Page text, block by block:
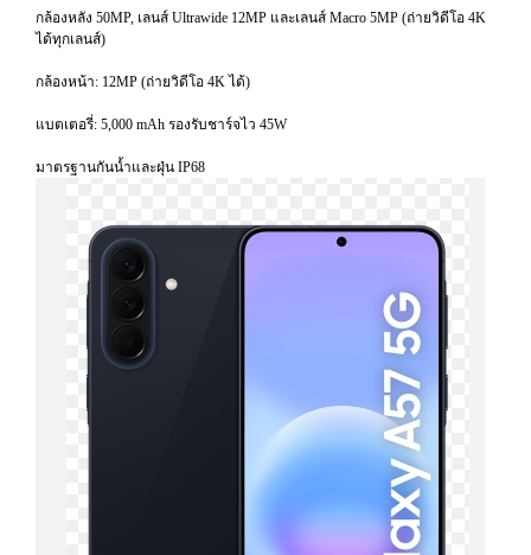
กล้องหลัง 50MP, เลนส์ Ultrawide 12MP และเลนส์ Macro 5MP (ถ่ายวิดีโอ 4K
ได้ทุกเลนส์)
กล้องหน้า: 12MP (ถ่ายวิดีโอ 4K ได้)
แบตเตอรี่: 5,000 mAh รองรับชาร์จไว 45W
มาตรฐานกันน้ำและฝุ่น IP68